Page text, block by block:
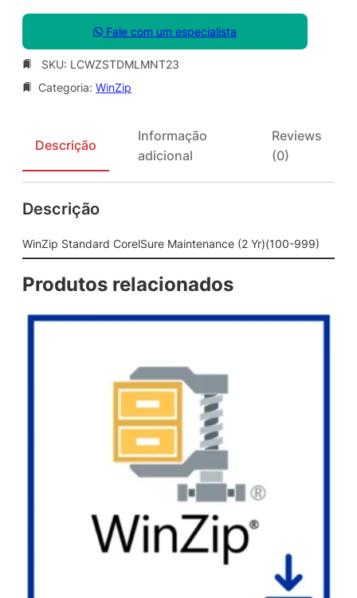
Fale com um especialista
SKU: LCWZSTDMLMNT23
Categoria: WinZip
Descrição
Informação
adicional
Reviews
(0)
Descrição
WinZip Standard CorelSure Maintenance (2 Yr)(100-999)
Produtos relacionados